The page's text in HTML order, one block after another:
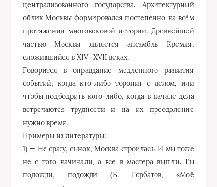
централизованного государства. Архитектурный
облик Москвы формировался постепенно на всём
протяжении многовековой истории. Древнейшей
частью Москвы является ансамбль Кремля,
сложившийся в XIV—XVII веках.
Говорится в оправдание медленного развития
событий, когда кто-либо торопит с делом, или
чтобы подбодрить кого-либо, когда в начале дела
встречаются трудности и на их преодоление
нужно время.
Примеры из литературы:
1) — Не сразу, сынок, Москва строилась. И мы тоже
не с того начинали, а все в мастера вышли. Ты
подожди, подожди (Б. Горбатов, «Моё